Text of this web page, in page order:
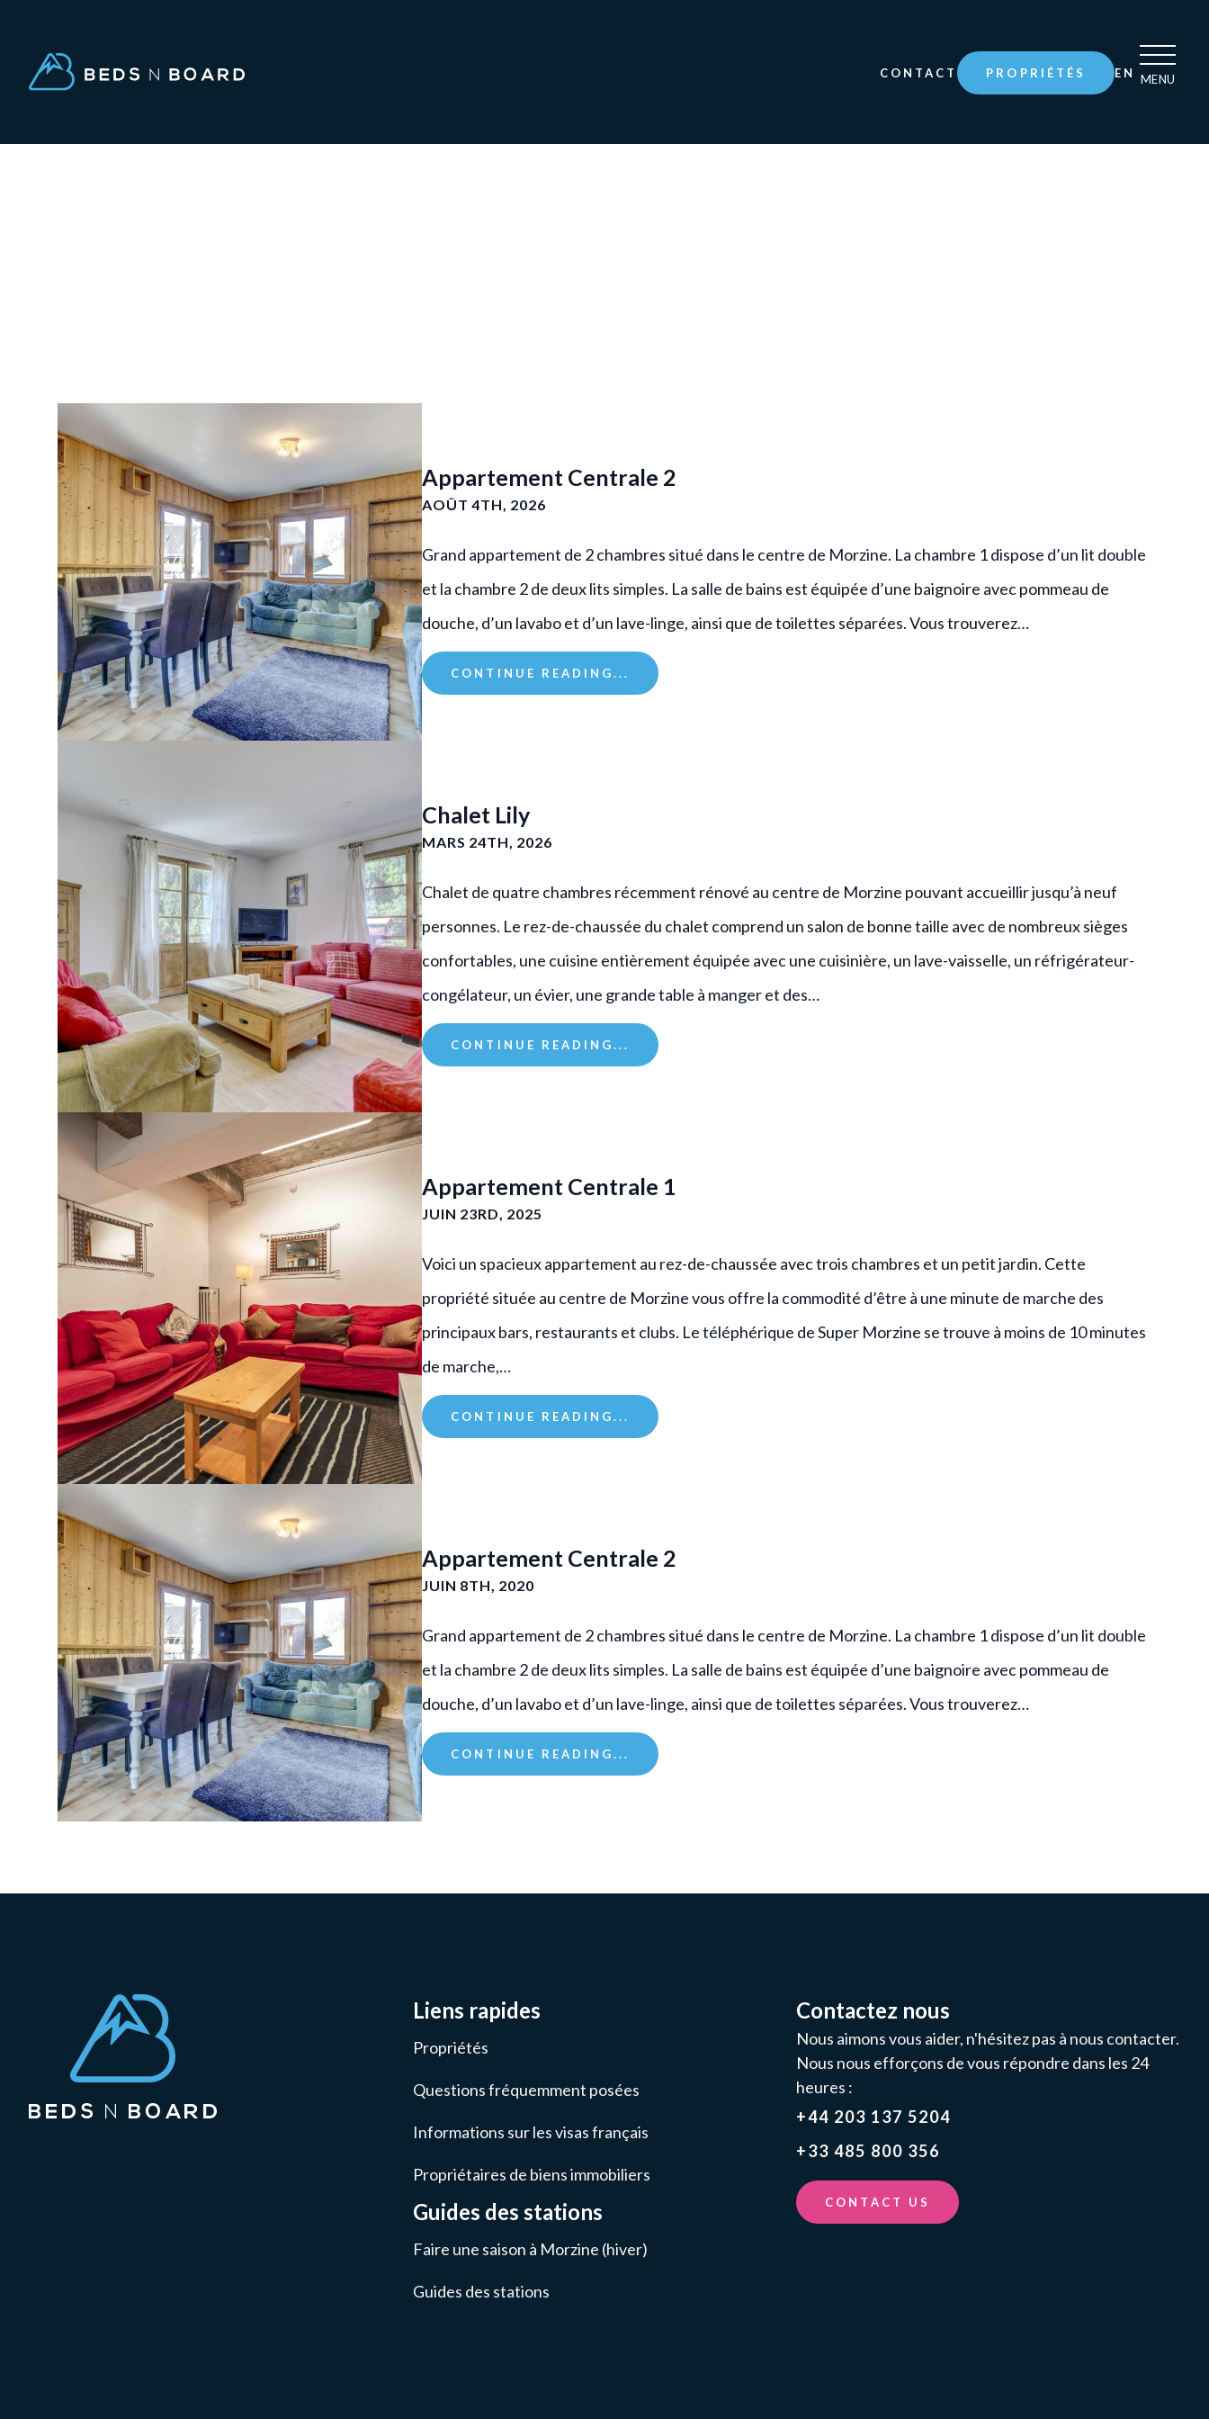
CONTACT PROPRIÉTÉS EN MENU
Appartement Centrale 2
AOÛT 4TH, 2026
Grand appartement de 2 chambres situé dans le centre de Morzine. La chambre 1 dispose d’un lit double
et la chambre 2 de deux lits simples. La salle de bains est équipée d’une baignoire avec pommeau de
douche, d’un lavabo et d’un lave-linge, ainsi que de toilettes séparées. Vous trouverez…
CONTINUE READING...
Chalet Lily
MARS 24TH, 2026
Chalet de quatre chambres récemment rénové au centre de Morzine pouvant accueillir jusqu’à neuf
personnes. Le rez-de-chaussée du chalet comprend un salon de bonne taille avec de nombreux sièges
confortables, une cuisine entièrement équipée avec une cuisinière, un lave-vaisselle, un réfrigérateur-
congélateur, un évier, une grande table à manger et des…
CONTINUE READING...
Appartement Centrale 1
JUIN 23RD, 2025
Voici un spacieux appartement au rez-de-chaussée avec trois chambres et un petit jardin. Cette
propriété située au centre de Morzine vous offre la commodité d’être à une minute de marche des
principaux bars, restaurants et clubs. Le téléphérique de Super Morzine se trouve à moins de 10 minutes
de marche,…
CONTINUE READING...
Appartement Centrale 2
JUIN 8TH, 2020
Grand appartement de 2 chambres situé dans le centre de Morzine. La chambre 1 dispose d’un lit double
et la chambre 2 de deux lits simples. La salle de bains est équipée d’une baignoire avec pommeau de
douche, d’un lavabo et d’un lave-linge, ainsi que de toilettes séparées. Vous trouverez…
CONTINUE READING...
Liens rapides
Propriétés
Questions fréquemment posées
Informations sur les visas français
Propriétaires de biens immobiliers
Guides des stations
Faire une saison à Morzine (hiver)
Guides des stations
Contactez nous
Nous aimons vous aider, n'hésitez pas à nous contacter.
Nous nous efforçons de vous répondre dans les 24
heures :
+44 203 137 5204
+33 485 800 356
CONTACT US